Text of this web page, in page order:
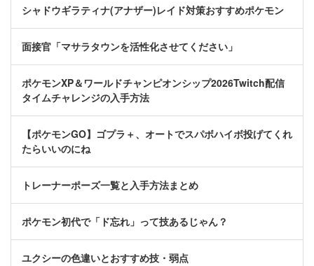
シャドウギラティナ(アナザー)レイド対策おすすめポケモン
面接官「マサラタウンを活性化させてください」
ポケモンXP＆ワールドチャンピオンシップ2026Twitch配信
タイムチャレンジの入手方法
【ポケモンGO】ゴプラ＋、オートでスパボハイボ投げてくれ
たらいいのにね
トレーナーポーズ一覧と入手方法まとめ
ポケモン初代で「ド忘れ」って技あるじゃん？
ユクシーの色違いとおすすめ技・弱点